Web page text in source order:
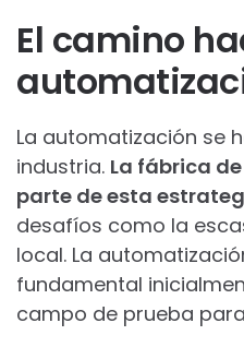
El camino
La automatización se
industria. La fábrica
parte de esta
desafíos como la
local. La
fundamental
campo de prueba